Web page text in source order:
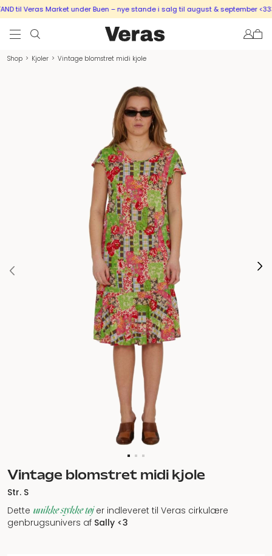
til Veras Market under Buen – nye stande i salg til august & september <333
Shop > Kjoler > Vintage blomstret midi kjole
Vintage blomstret midi kjole
Str. S
Dette unikke stykke tøjer indleveret til Veras cirkulære
genbrugsunivers af Sally <3